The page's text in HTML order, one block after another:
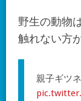
野生の動物
触れない方
親子ギツ